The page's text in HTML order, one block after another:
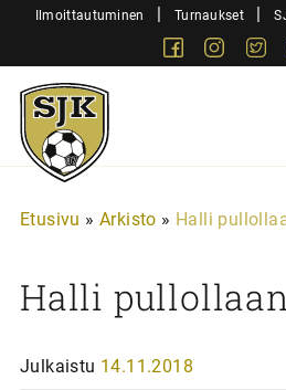
SiirryIlmoittautuminen | Turnaukset |
Facebook
Sjk-
Juniorit
Etusivu » Arkisto » Halli
Halli
Julkaistu 14.11.2018